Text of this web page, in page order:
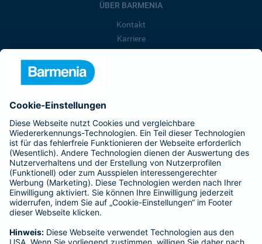
ÜBER BARMENIA
Kontakt
Karriere
Barmenia ist Teil der BarmeniaGothaer
BELIEBTE SEITEN
Kranken-Zusatzversicherung
Tierversicherungen
Haftpflichtversicherung
Hausratversicherung
Adresse ändern